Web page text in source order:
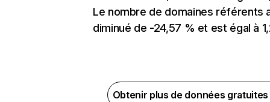
Le nombre de domaines référents
diminué de -24,57 % et est égal à
Obtenir plus de données